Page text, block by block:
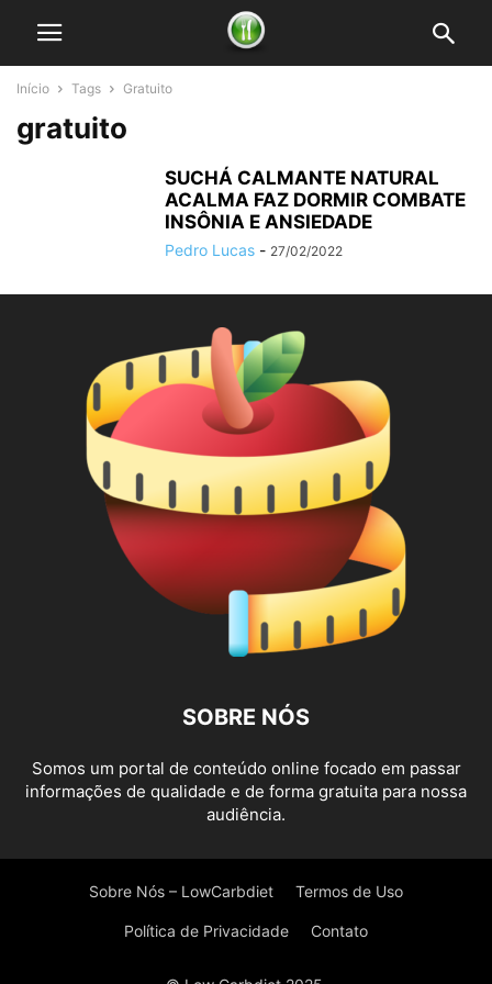
Início Tags Gratuito
gratuito
SUCHÁ CALMANTE NATURAL
ACALMA FAZ DORMIR COMBATE
INSÔNIA E ANSIEDADE
Pedro Lucas - 27/02/2022
SOBRE NÓS
Somos um portal de conteúdo online focado em passar
informações de qualidade e de forma gratuita para nossa
audiência.
Sobre Nós – LowCarbdiet Termos de Uso
Política de Privacidade Contato